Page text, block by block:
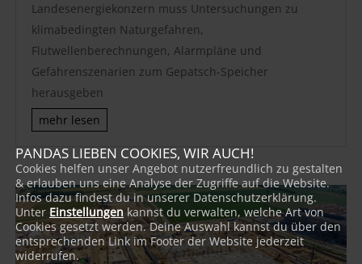
Landesenergiekonzern muss Untersuchungen zu
klimabedingten Naturgefahren,
Flutwellenberechnungen, Alarmpläne und
Gefahrenszenarien zum Gepatsch-Speicher
herausgeben
mehr lesen
PANDAS LIEBEN COOKIES, WIR AUCH!
Cookies helfen unser Angebot nutzerfreundlich zu gestalten
& erlauben uns eine Analyse der Zugriffe auf die Website.
Infos dazu findest du in unserer Datenschutzerklärung.
Unter Einstellungen kannst du verwalten, welche Art von
Cookies gesetzt werden. Deine Auswahl kannst du über den
entsprechenden Link im Footer der Website jederzeit
widerrufen.